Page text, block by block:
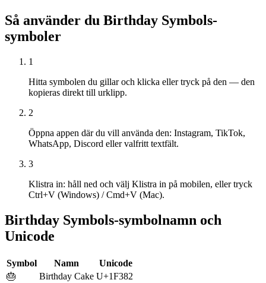
Så använder du Birthday Symbols-
symboler
1
Hitta symbolen du gillar och klicka eller tryck på den — den
kopieras direkt till urklipp.
2
Öppna appen där du vill använda den: Instagram, TikTok,
WhatsApp, Discord eller valfritt textfält.
3
Klistra in: håll ned och välj Klistra in på mobilen, eller tryck
Ctrl+V (Windows) / Cmd+V (Mac).
Birthday Symbols-symbolnamn och
Unicode
Symbol Namn
Unicode
🎂
Birthday Cake U+1F382